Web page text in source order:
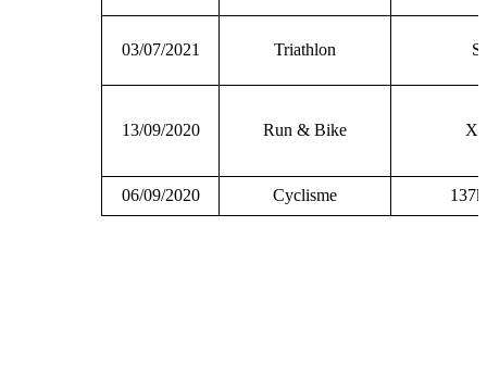
03/07/2021 Triathlon S
13/09/2020 Run & Bike XS
06/09/2020 Cyclisme